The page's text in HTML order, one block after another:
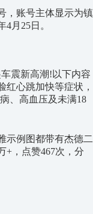
，账号主体显示为镇
月25日。
震新高潮!以下内容
红心跳加快等症状，
、高血压及未满18
示例图都带有杰德二
+，点赞467次，分